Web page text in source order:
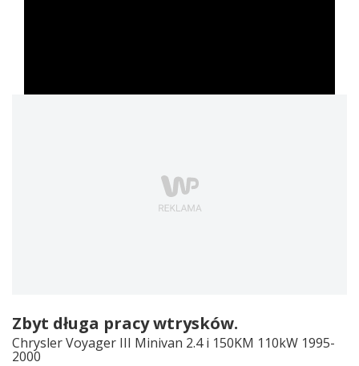
Zbyt długa pracy wtrysków.
Chrysler Voyager III Minivan 2.4 i 150KM 110kW 1995-
2000